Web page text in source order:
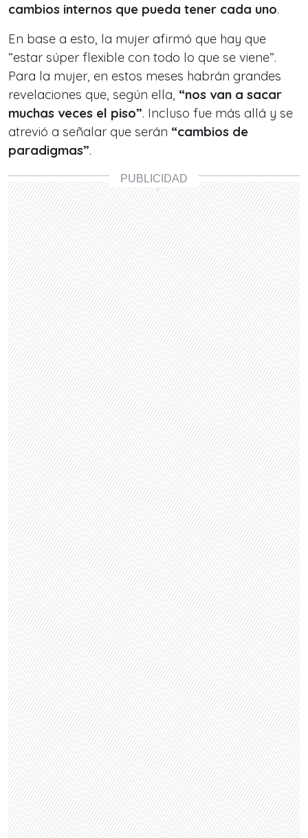
cambios internos que pueda tener cada uno.
En base a esto, la mujer afirmó que hay que
“estar súper flexible con todo lo que se viene”.
Para la mujer, en estos meses habrán grandes
revelaciones que, según ella, “nos van a sacar
muchas veces el piso”. Incluso fue más allá y se
atrevió a señalar que serán “cambios de
paradigmas”.